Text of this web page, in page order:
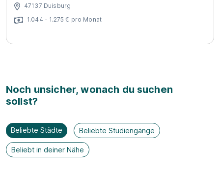
47137 Duisburg
1.044 - 1.275 € pro Monat
Noch unsicher, wonach du suchen
sollst?
Beliebte Städte Beliebte Studiengänge
Beliebt in deiner Nähe